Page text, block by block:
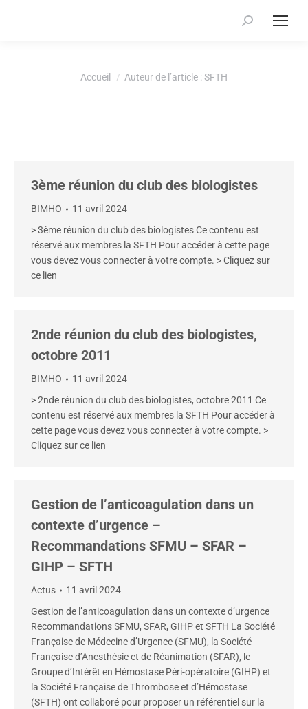
Recherche
Accueil Auteur de l’article : SFTH
3ème réunion du club des biologistes
BIMHO
11 avril 2024
> 3ème réunion du club des biologistes Ce contenu est
réservé aux membres la SFTH Pour accéder à cette page
vous devez vous connecter à votre compte. > Cliquez sur
ce lien
2nde réunion du club des biologistes,
octobre 2011
BIMHO
11 avril 2024
> 2nde réunion du club des biologistes, octobre 2011 Ce
contenu est réservé aux membres la SFTH Pour accéder à
cette page vous devez vous connecter à votre compte. >
Cliquez sur ce lien
Gestion de l’anticoagulation dans un
contexte d’urgence –
Recommandations SFMU – SFAR –
GIHP – SFTH
Actus
11 avril 2024
Gestion de l’anticoagulation dans un contexte d’urgence
Recommandations SFMU, SFAR, GIHP et SFTH La Société
Française de Médecine d’Urgence (SFMU), la Société
Française d’Anesthésie et de Réanimation (SFAR), le
Groupe d’Intérêt en Hémostase Péri-opératoire (GIHP) et
la Société Française de Thrombose et d’Hémostase
(SFTH) ont collaboré pour proposer un référentiel sur la